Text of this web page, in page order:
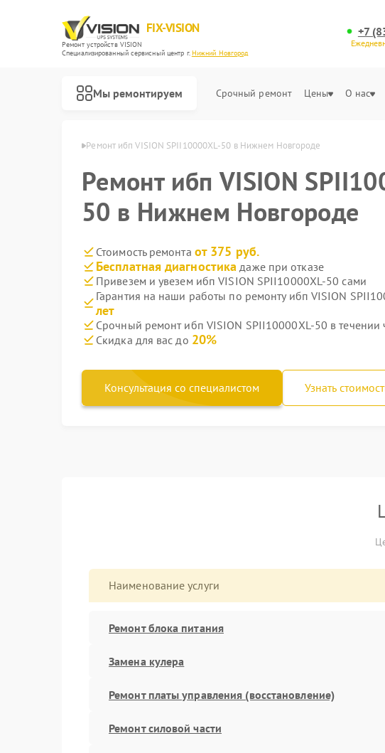
FIX-VISION
Ремонт устройств VISION
Специализированный cервисный центр г.Нижний Новгород
+7
Мы ремонтируем Срочный ремонт Цены О нас
Нижнем Новгороде Ремонт ибп VISION SPII10000XL-50 в Нижнем Новгороде
Ремонт ибп VISION
50 в Нижнем Новгороде
Стоимость ремонта от 375 руб.
Бесплатная диагностика даже при отказе
Привезем и увезем ибп VISION SPII10000XL-50 сами
Гарантия на наши работы по ремонту ибп VISION
лет
Срочный ремонт ибп VISION SPII10000XL-50 в течении
Скидка для вас до 20%
Консультация со специалистом Узнать
Наименование услуги
Ремонт блока питания
Замена кулера
Ремонт платы управления (восстановление)
Ремонт силовой части